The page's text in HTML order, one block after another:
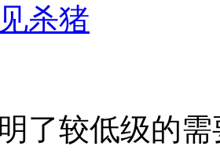
杀猪
了较低级的